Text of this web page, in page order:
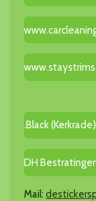
.Black
DH
Mail: